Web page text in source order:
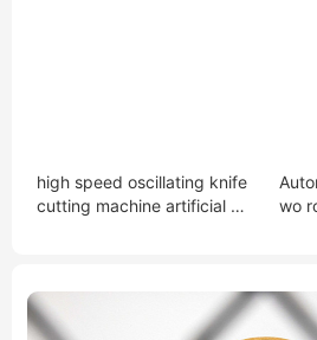
high speed oscillating knife
cutting machine artificial P
wo